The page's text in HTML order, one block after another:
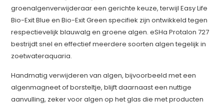
groenalgenverwijderaar een gerichte keuze, terwijl Easy Life
Bio-Exit Blue en Bio-Exit Green specifiek zijn ontwikkeld tegen
respectievelijk blauwalg en groene algen. eSHa Protalon 727
bestrijdt snel en effectief meerdere soorten algen tegelijk in
zoetwateraquaria.
Handmatig verwijderen van algen, bijvoorbeeld met een
algenmagneet of borsteltje, blijft daarnaast een nuttige
aanvulling, zeker voor algen op het glas die met producten